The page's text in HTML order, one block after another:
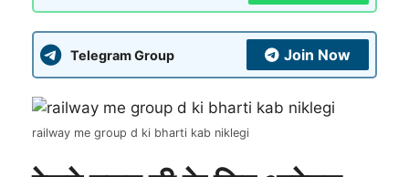
Telegram Group Join Now
railway me group d ki bharti kab niklegi